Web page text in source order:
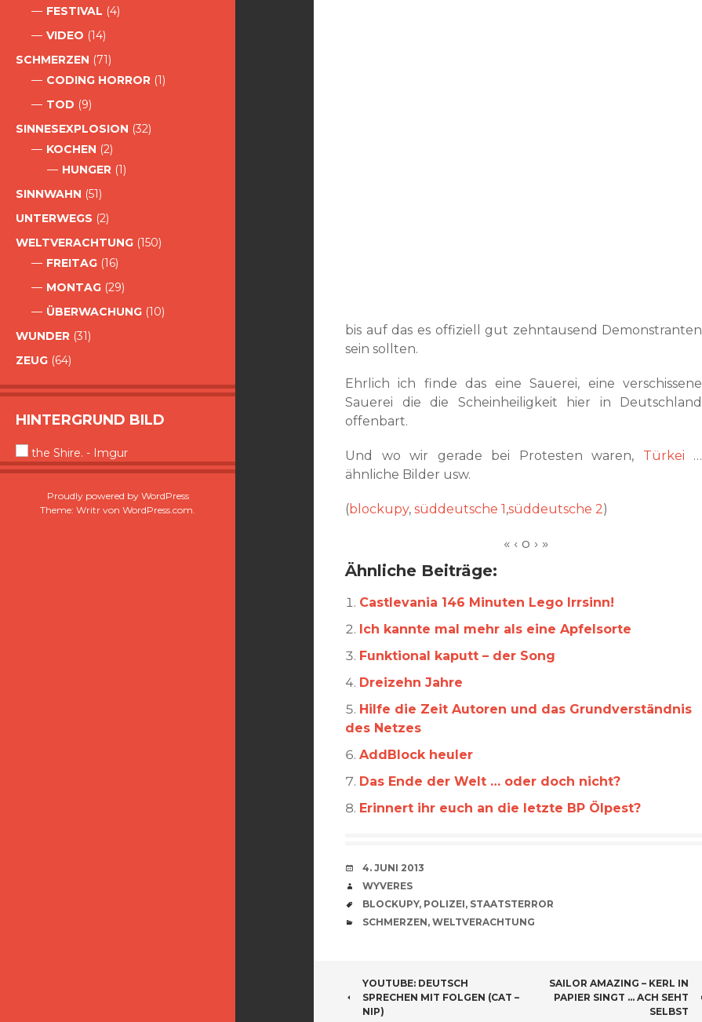
FESTIVAL (4)
VIDEO (14)
SCHMERZEN (71)
CODING HORROR (1)
TOD (9)
SINNESEXPLOSION (32)
KOCHEN (2)
HUNGER (1)
SINNWAHN (51)
UNTERWEGS (2)
WELTVERACHTUNG (150)
FREITAG (16)
MONTAG (29)
ÜBERWACHUNG (10)
WUNDER (31)
ZEUG (64)
HINTERGRUND BILD
the Shire. - Imgur
Proudly powered by WordPress
Theme: Writr von WordPress.com.
bis auf das es offiziell gut zehntausend Demonstranten
sein sollten.
Ehrlich ich finde das eine Sauerei, eine verschissene
Sauerei die die Scheinheiligkeit hier in Deutschland
offenbart.
Und wo wir gerade bei Protesten waren, Türkei …
ähnliche Bilder usw.
(blockupy, süddeutsche 1 ,süddeutsche 2)
Ähnliche Beiträge:
Castlevania 146 Minuten Lego Irrsinn!
Ich kannte mal mehr als eine Apfelsorte
Funktional kaputt – der Song
Dreizehn Jahre
Hilfe die Zeit Autoren und das Grundverständnis
des Netzes
AddBlock heuler
Das Ende der Welt … oder doch nicht?
Erinnert ihr euch an die letzte BP Ölpest?
VERABREDUNG
4. JUNI 2013
VERFASSER
WYVERES
SCHLAGWÖRTER
BLOCKUPY, POLIZEI, STAATSTERROR
CATEGORIES
SCHMERZEN, WELTVERACHTUNG
BEITRAGSNAVIGATION
YOUTUBE: DEUTSCH
SPRECHEN MIT FOLGEN (CAT –
NIP)
SAILOR AMAZING – KERL IN
PAPIER SINGT … ACH SEHT
SELBST